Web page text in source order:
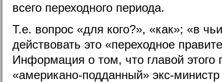
всего переходного периода.
Т.е. вопрос «для кого?», «как»; «в
действовать это «переходное
Информация о том, что главой этого
«американо-подданный» экс-